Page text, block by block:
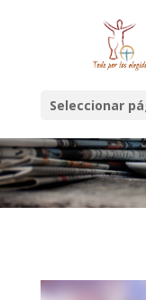
Seleccionar